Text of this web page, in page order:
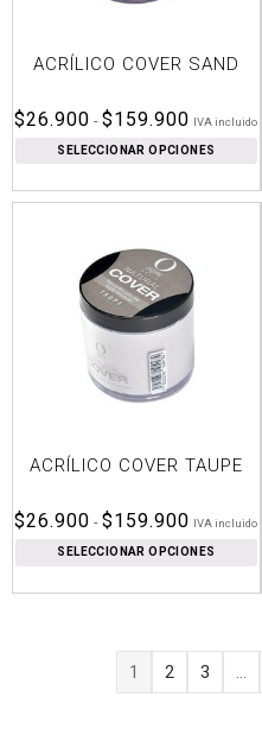
ACRÍLICO COVER SAND
$26.900 - $159.900 Rango
desde
IVA incluido
SELECCIONAR OPCIONES
ACRÍLICO COVER TAUPE
$26.900 - $159.900 Rango
IVA incluido
SELECCIONAR OPCIONES
1 2 3 …